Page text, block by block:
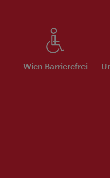
Wien Barrierefrei